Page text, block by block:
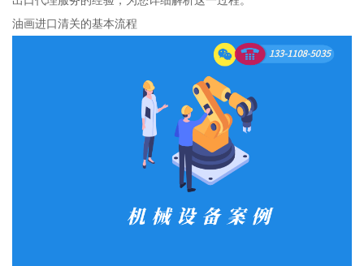
油画进口清关的基本流程